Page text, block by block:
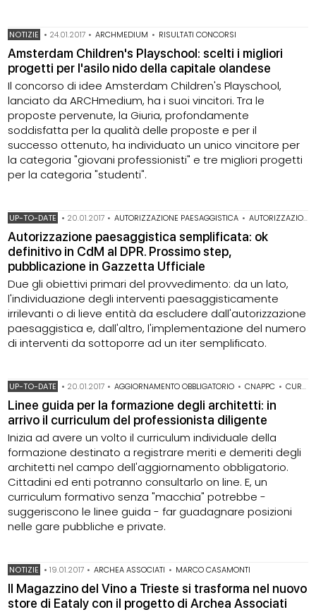
NOTIZIE • 24.01.2017 • ARCHMEDIUM • RISULTATI CONCORSI
Amsterdam Children's Playschool: scelti i migliori
progetti per l'asilo nido della capitale olandese
Il concorso di idee Amsterdam Children's Playschool,
lanciato da ARCHmedium, ha i suoi vincitori. Tra le
proposte pervenute, la Giuria, profondamente
soddisfatta per la qualità delle proposte e per il
successo ottenuto, ha individuato un unico vincitore per
la categoria "giovani professionisti" e tre migliori progetti
per la categoria "studenti".
UP-TO-DATE • 20.01.2017 • AUTORIZZAZIONE PAESAGGISTICA • AUTORIZZAZIONE PAESAGGISTICA INTERVENTI LIBERI
Autorizzazione paesaggistica semplificata: ok
definitivo in CdM al DPR. Prossimo step,
pubblicazione in Gazzetta Ufficiale
Due gli obiettivi primari del provvedimento: da un lato,
l'individuazione degli interventi paesaggisticamente
irrilevanti o di lieve entità da escludere dall'autorizzazione
paesaggistica e, dall'altro, l'implementazione del numero
di interventi da sottoporre ad un iter semplificato.
UP-TO-DATE • 20.01.2017 • AGGIORNAMENTO OBBLIGATORIO • CNAPPC • CURRICULUM INDIVIDUALE DELLA FORMAZIONE
Linee guida per la formazione degli architetti: in
arrivo il curriculum del professionista diligente
Inizia ad avere un volto il curriculum individuale della
formazione destinato a registrare meriti e demeriti degli
architetti nel campo dell'aggiornamento obbligatorio.
Cittadini ed enti potranno consultarlo on line. E, un
curriculum formativo senza "macchia" potrebbe -
suggeriscono le linee guida - far guadagnare posizioni
nelle gare pubbliche e private.
NOTIZIE •19.01.2017 • ARCHEA ASSOCIATI • MARCO CASAMONTI
Il Magazzino del Vino a Trieste si trasforma nel nuovo
store di Eataly con il progetto di Archea Associati